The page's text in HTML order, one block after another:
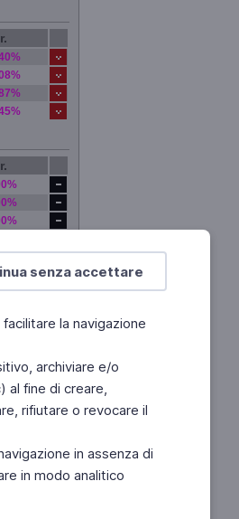
senza accettare
la navigazione
archiviare e/o
al fine di creare,
rifiutare o revocare il
in assenza di
in modo analitico